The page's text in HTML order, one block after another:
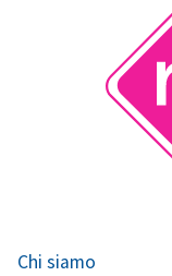
Chi siamo